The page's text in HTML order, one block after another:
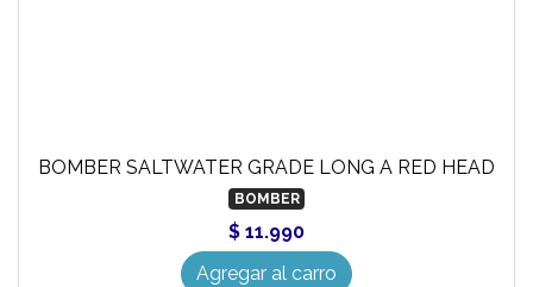
BOMBER SALTWATER GRADE LONG A RED HEAD
BOMBER
$ 11.990
Agregar al carro